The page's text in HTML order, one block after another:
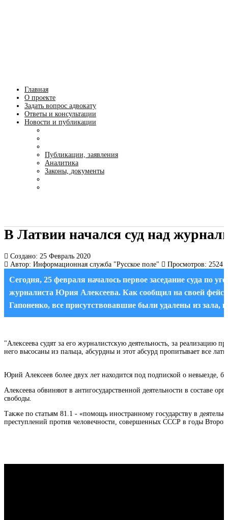
Главная
О проекте
Задать вопрос адвокату
Ответы и консультации
Новости и публикации
Публикации, заявления
Аналитика
Законы, документы
В Латвии начался суд над
Создано: 25 Февраль 2020
Автор: Информационная служба "Русское поле" Просмотров: 2524
Сегодня, 25 февраля началось первое заседание суда по
журналиста Юрия Алексеева. Как сообщил на своей
Гапоненко, все присутствовавшие были удалены из зала,
"Алексеева судят за его журналистскую деятельность, за реализацию
него высосаны из пальца, абсурдны и этот абсурд пропитывает все
Юрий Алексеев более двух лет находится под подпиской о невыезде,
Алексеева обвиняют в антигосударственной деятельности в составе
свободы.
Также по статьям 81.1 - «помощь иностранному государству в
преступлений против человечности, совершенных СССР в годы